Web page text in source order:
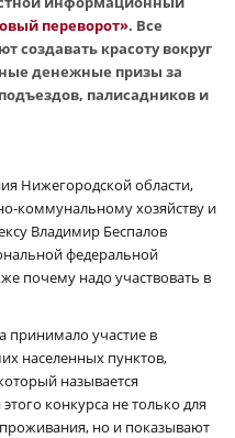
переворот». Все
создавать красоту вокруг
денежные призы за
палисадников и
Нижегородской области,
коммунальному хозяйству и
Владимир Беспалов
федеральной
почему надо участвовать в
принимало участие в
населенных пунктов,
называется
конкурса не только для
но и показывают